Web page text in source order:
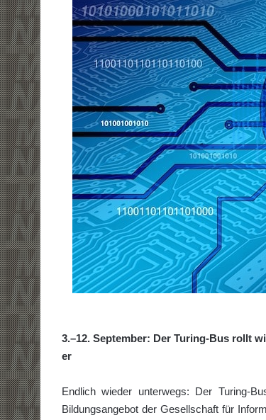
3.–12. September: Der Turing-Bus rollt
er
Endlich wieder unterwegs: Der Turing-
Bildungsangebot der Gesellschaft für